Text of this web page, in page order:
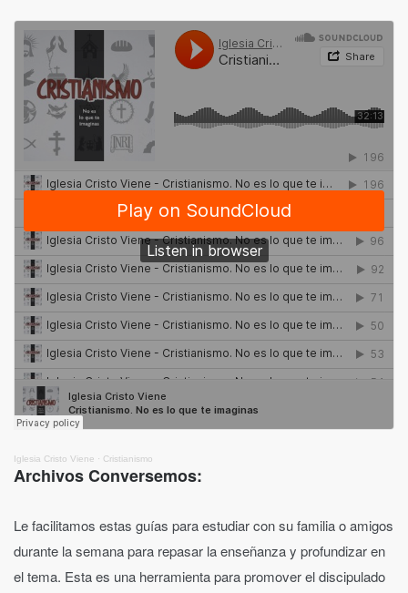
Iglesia Cristo Viene · Cristianismo
Archivos Conversemos:
Le facilitamos estas guías para estudiar con su familia o amigos
durante la semana para repasar la enseñanza y profundizar en
el tema. Esta es una herramienta para promover el discipulado